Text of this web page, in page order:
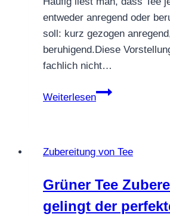
entweder anregend oder
soll: kurz gezogen
beruhigend.Diese
fachlich nicht…
Weiterlesen
Wirkt
anregend?
Zubereitung von Tee
Grüner Tee
gelingt der